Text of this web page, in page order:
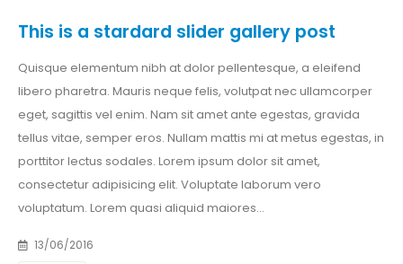
This is a stardard slider gallery post
Quisque elementum nibh at dolor pellentesque, a eleifend
libero pharetra. Mauris neque felis, volutpat nec ullamcorper
eget, sagittis vel enim. Nam sit amet ante egestas, gravida
tellus vitae, semper eros. Nullam mattis mi at metus egestas, in
porttitor lectus sodales. Lorem ipsum dolor sit amet,
consectetur adipisicing elit. Voluptate laborum vero
voluptatum. Lorem quasi aliquid maiores...
13/06/2016